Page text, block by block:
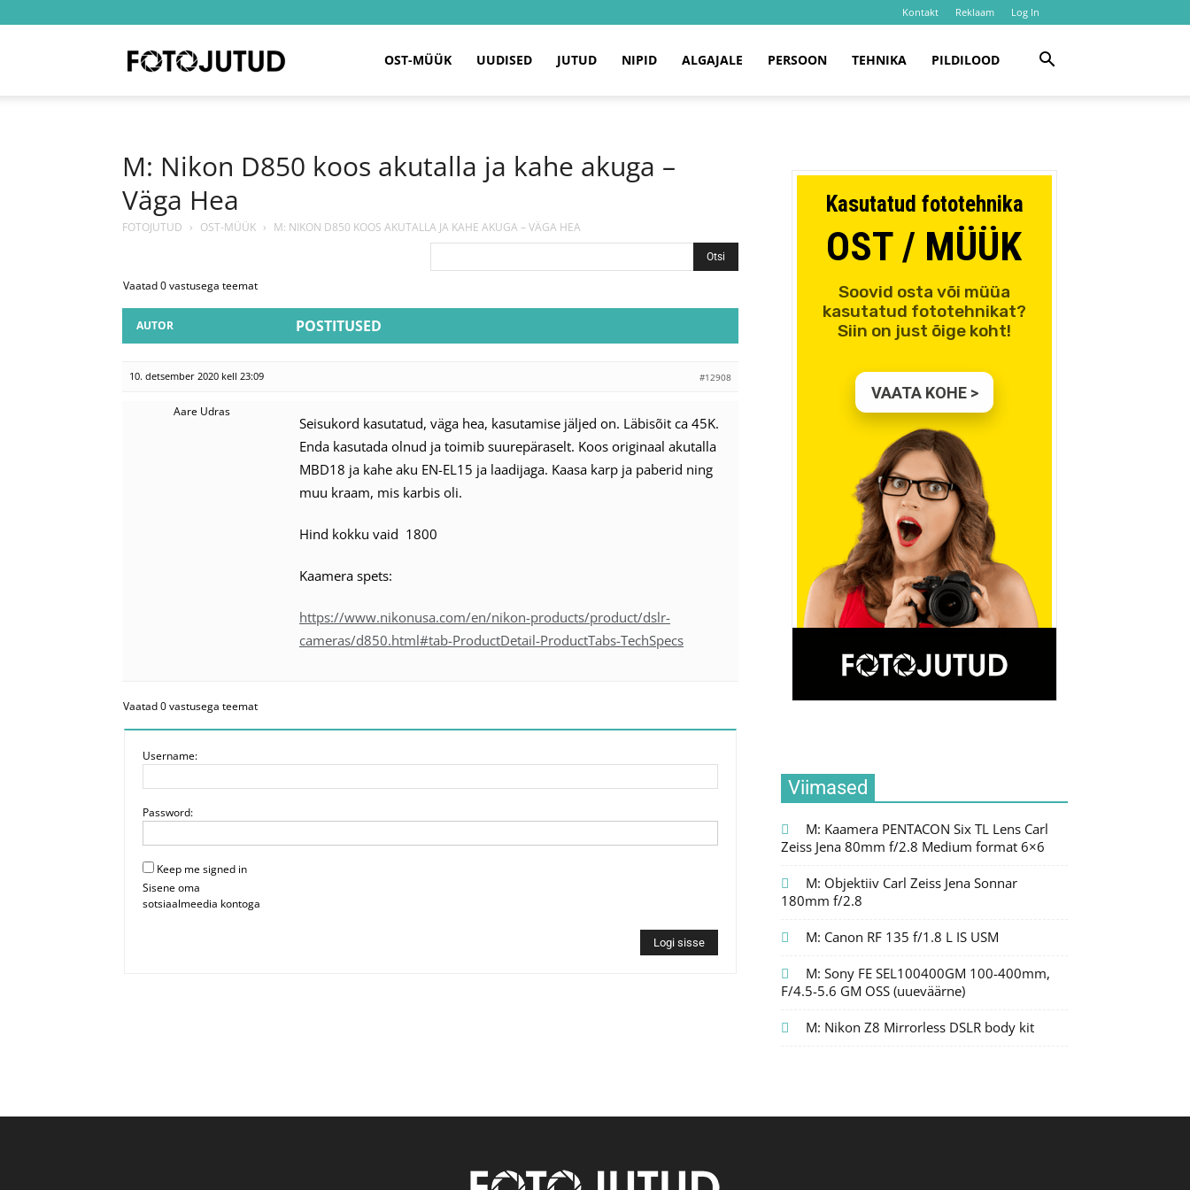
Kontakt Reklaam Log In
OST-MÜÜK UUDISED JUTUD NIPID ALGAJALE PERSOON TEHNIKA PILDILOOD
M: Nikon D850 koos akutalla ja kahe akuga –
Väga Hea
FOTOJUTUD › OST-MÜÜK › M: NIKON D850 KOOS AKUTALLA JA KAHE AKUGA – VÄGA HEA
Vaatad 0 vastusega teemat
AUTOR POSTITUSED
10. detsember 2020 kell 23:09 #12908
Aare Udras
Seisukord kasutatud, väga hea, kasutamise jäljed on. Läbisõit ca 45K.
Enda kasutada olnud ja toimib suurepäraselt. Koos originaal akutalla
MBD18 ja kahe aku EN-EL15 ja laadijaga. Kaasa karp ja paberid ning
muu kraam, mis karbis oli.
Hind kokku vaid 1800
Kaamera spets:
https://www.nikonusa.com/en/nikon-products/product/dslr-
cameras/d850.html#tab-ProductDetail-ProductTabs-TechSpecs
Vaatad 0 vastusega teemat
Username:
Password:
Keep me signed in
Sisene oma
sotsiaalmeedia kontoga
Logi sisse
Viimased
M: Kaamera PENTACON Six TL Lens Carl
Zeiss Jena 80mm f/2.8 Medium format 6×6
M: Objektiiv Carl Zeiss Jena Sonnar
180mm f/2.8
M: Canon RF 135 f/1.8 L IS USM
M: Sony FE SEL100400GM 100-400mm,
F/4.5-5.6 GM OSS (uueväärne)
M: Nikon Z8 Mirrorless DSLR body kit